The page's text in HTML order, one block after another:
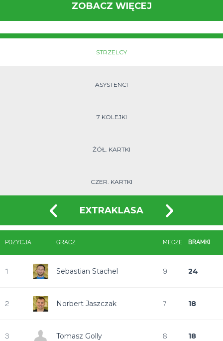
ZOBACZ WIĘCEJ
STRZELCY
ASYSTENCI
7 KOLEJKI
ŻÓŁ. KARTKI
CZER. KARTKI
EXTRAKLASA
POZYCJA GRACZ MECZE BRAMKI
1 Sebastian Stachel 9 24
2 Norbert Jaszczak 7 18
3 Tomasz Golly 8 18